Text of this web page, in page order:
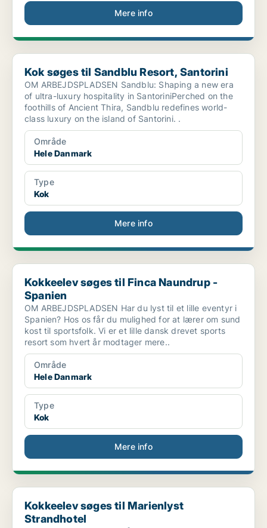
Mere info
Kok søges til Sandblu Resort, Santorini
Kok søges til Sandblu Resort, Santorini
OM ARBEJDSPLADSEN Sandblu: Shaping a new era
of ultra-luxury hospitality in SantoriniPerched on the
foothills of Ancient Thira, Sandblu redefines world-
class luxury on the island of Santorini. .
Område
Hele Danmark
Type
Kok
Mere info
Kokkeelev søges til Finca Naundrup - Spanien
Kokkeelev søges til Finca Naundrup -
Spanien
OM ARBEJDSPLADSEN Har du lyst til et lille eventyr i
Spanien? Hos os får du mulighed for at lærer om sund
kost til sportsfolk. Vi er et lille dansk drevet sports
resort som hvert år modtager mere..
Område
Hele Danmark
Type
Kok
Mere info
Kokkeelev søges til Marienlyst Strandhotel
Kokkeelev søges til Marienlyst
Strandhotel